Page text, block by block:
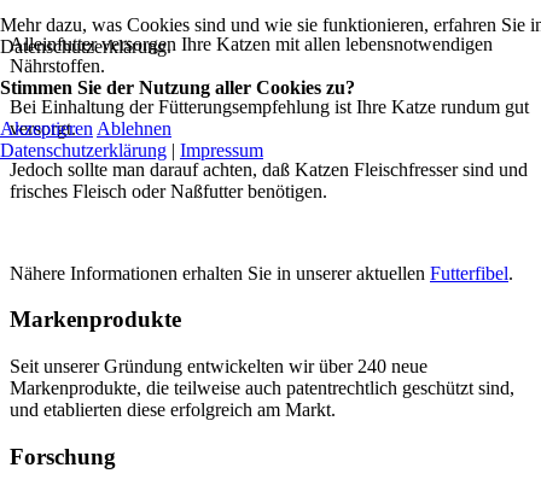
Alleinfutter versorgen Ihre Katzen mit allen lebensnotwendigen
Nährstoffen.
Bei Einhaltung der Fütterungsempfehlung ist Ihre Katze rundum gut
versorgt.
Jedoch sollte man darauf achten, daß Katzen Fleischfresser sind und
frisches Fleisch oder Naßfutter benötigen.
Nähere Informationen erhalten Sie in unserer aktuellen Futterfibel.
Markenprodukte
Seit unserer Gründung entwickelten wir über 240 neue
Markenprodukte, die teilweise auch patentrechtlich geschützt sind,
und etablierten diese erfolgreich am Markt.
Forschung
Mehr dazu, was Cookies sind und wie sie funktionieren, erfahren Sie
Datenschutzerklärung.
Stimmen Sie der Nutzung aller Cookies zu?
Akzeptieren Ablehnen
Datenschutzerklärung | Impressum